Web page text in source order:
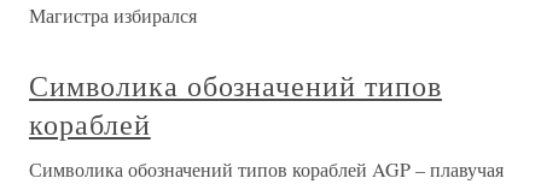
Магистра избирался
Символика обозначений типов
кораблей
Символика обозначений типов кораблей AGP – плавучая